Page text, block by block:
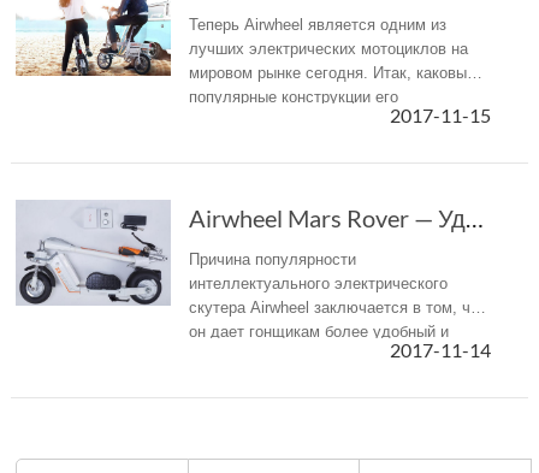
Теперь Airwheel является одним из
лучших электрических мотоциклов на
мировом рынке сегодня. Итак, каковы
популярные конструкции его
электрического велосипеда?2017-11-15
Airwheel Mars Rover — Удобнее и проще способ ...
Причина популярности
интеллектуального электрического
скутера Airwheel заключается в том, что
он дает гонщикам более удобный и
простой способ использования PT в
2017-11-14